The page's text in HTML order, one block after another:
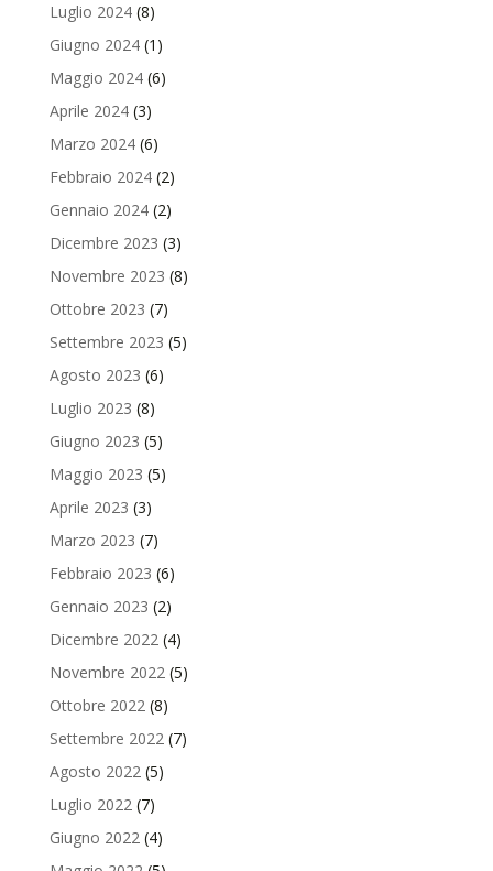
Luglio 2024(8)
Giugno 2024(1)
Maggio 2024(6)
Aprile 2024(3)
Marzo 2024(6)
Febbraio 2024(2)
Gennaio 2024(2)
Dicembre 2023 (3)
Novembre 2023 (8)
Ottobre 2023 (7)
Settembre 2023 (5)
Agosto 2023 (6)
Luglio 2023 (8)
Giugno 2023 (5)
Maggio 2023 (5)
Aprile 2023 (3)
Marzo 2023 (7)
Febbraio 2023 (6)
Gennaio 2023 (2)
Dicembre 2022(4)
Novembre 2022(5)
Ottobre 2022(8)
Settembre 2022(7)
Agosto 2022(5)
Luglio 2022(7)
Giugno 2022(4)